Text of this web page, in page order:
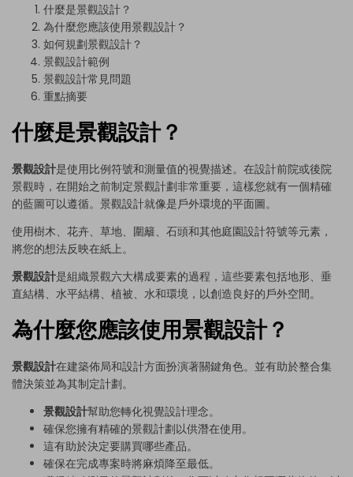
什麼是景觀設計？
為什麼您應該使用景觀設計？
如何規劃景觀設計？
景觀設計範例
景觀設計常見問題
重點摘要
什麼是景觀設計？
景觀設計是使用比例符號和測量值的視覺描述。在設計前院或後院
景觀時，在開始之前制定景觀計劃非常重要，這樣您就有一個精確
的藍圖可以遵循。景觀設計就像是戶外環境的平面圖。
使用樹木、花卉、草地、圍籬、石頭和其他庭園設計符號等元素，
將您的想法反映在紙上。
景觀設計是組織景觀六大構成要素的過程，這些要素包括地形、垂
直結構、水平結構、植被、水和環境，以創造良好的戶外空間。
為什麼您應該使用景觀設計？
景觀設計在建築佈局和設計方面扮演著關鍵角色。並有助於整合集
體決策並為其制定計劃。
景觀設計幫助您轉化視覺設計理念。
確保您擁有精確的景觀計劃以供潛在使用。
這有助於決定要購買哪些產品。
確保在完成專案時將麻煩降至最低。